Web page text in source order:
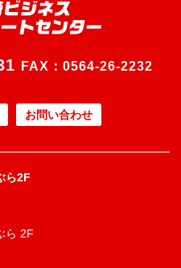
FAX：0564-26-2232
お問い合わせ
ら2F
ら 2F